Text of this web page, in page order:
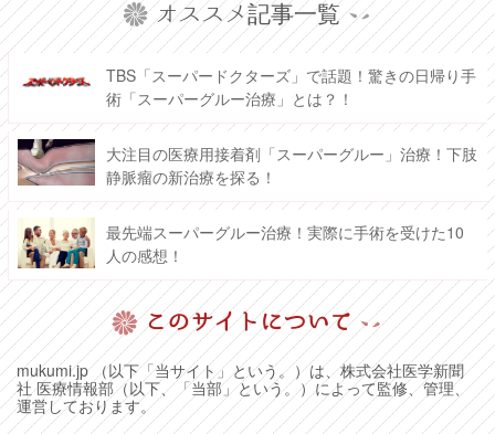
オススメ記事一覧
TBS「スーパードクターズ」で話題！驚きの日帰り手
術「スーパーグルー治療」とは？！
大注目の医療用接着剤「スーパーグルー」治療！下肢
静脈瘤の新治療を探る！
最先端スーパーグルー治療！実際に手術を受けた10
人の感想！
このサイトについて
mukumi.jp （以下「当サイト」という。）は、株式会社医学新聞
社 医療情報部（以下、「当部」という。）によって監修、管理、
運営しております。